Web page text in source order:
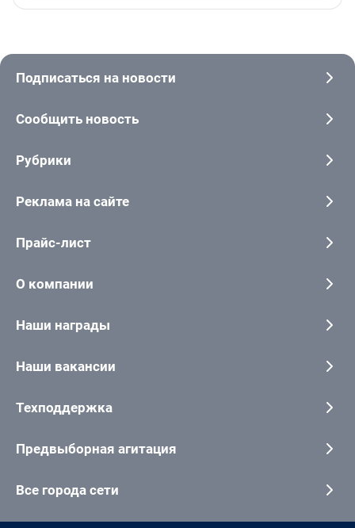
Подписаться на новости
Сообщить новость
Рубрики
Реклама на сайте
Прайс-лист
О компании
Наши награды
Наши вакансии
Техподдержка
Предвыборная агитация
Все города сети